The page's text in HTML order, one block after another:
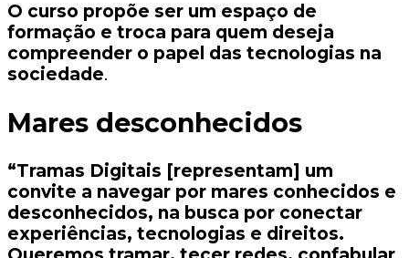
O curso propõe ser um espaço de
formação e troca para quem deseja
compreender o papel das tecnologias na
sociedade.
Mares desconhecidos
“Tramas Digitais [representam] um
convite a navegar por mares conhecidos e
desconhecidos, na busca por conectar
experiências, tecnologias e direitos.